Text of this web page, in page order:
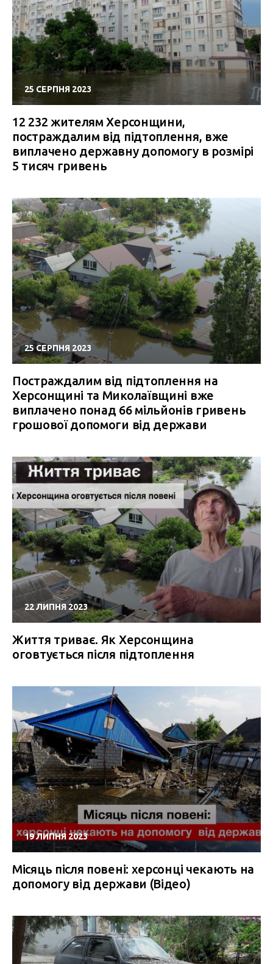
25 СЕРПНЯ 2023
12 232 жителям Херсонщини,
постраждалим від підтоплення, вже
виплачено державну допомогу в розмірі
5 тисяч гривень
25 СЕРПНЯ 2023
Постраждалим від підтоплення на
Херсонщині та Миколаївщині вже
виплачено понад 66 мільйонів гривень
грошової допомоги від держави
22 ЛИПНЯ 2023
Життя триває. Як Херсонщина
оговтується після підтоплення
19 ЛИПНЯ 2023
Місяць після повені: херсонці чекають на
допомогу від держави (Відео)